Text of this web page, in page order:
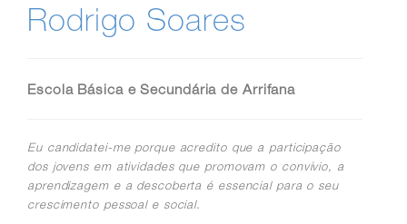
Rodrigo Soares
Escola Básica e Secundária de Arrifana
Eu candidatei-me porque acredito que a participação
dos jovens em atividades que promovam o convívio, a
aprendizagem e a descoberta é essencial para o seu
crescimento pessoal e social.